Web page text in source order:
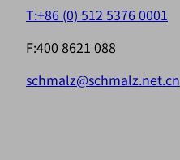
T:+86 (0) 512 5376 0001
F:400 8621 088
schmalz@schmalz.net.cn